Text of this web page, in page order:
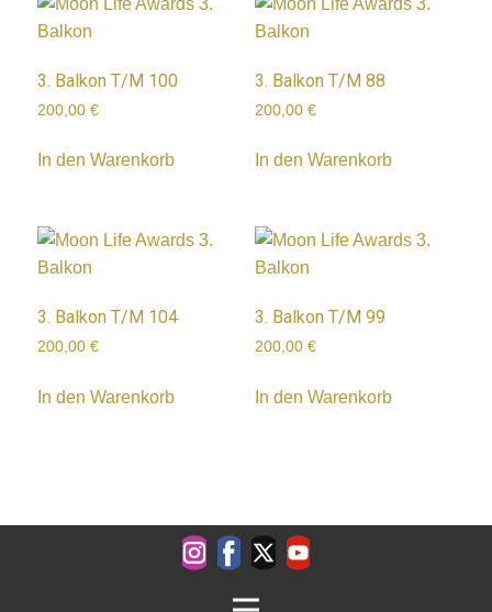
3. Balkon T/M 100
200,00€
In den Warenkorb
3. Balkon T/M 88
200,00 €
In den Warenkorb
3. Balkon T/M 104
200,00€
In den Warenkorb
3. Balkon T/M 99
200,00 €
In den Warenkorb